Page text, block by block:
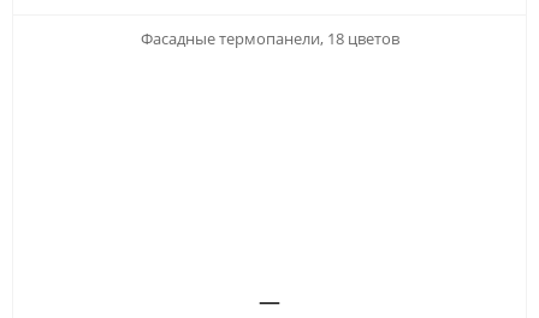
Фасадные термопанели, 18 цветов
—